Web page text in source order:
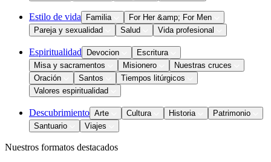
Estilo de vida Familia
For Her &amp; For Men
Pareja y sexualidad
Salud Vida profesional
Espiritualidad Devocion
Escritura
Misa y sacramentos
Misionero
Nuestras cruces
Oración
Santos
Tiempos litúrgicos
Valores espiritualidad
Descubrimiento Arte Cultura Historia
Patrimonio
Santuario
Viajes
Nuestros formatos destacados